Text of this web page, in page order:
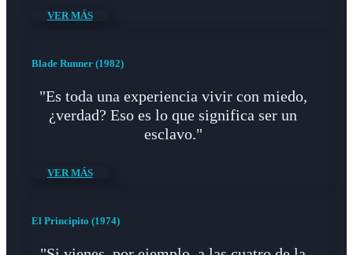
VER MÁS
Blade Runner (1982)
"Es toda una experiencia vivir con miedo,
¿verdad? Eso es lo que significa ser un
esclavo."
VER MÁS
El Principito (1974)